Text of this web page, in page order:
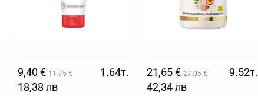
9,40 € 11.75 €
1.64т.
18,38 лв
21,65 € 27.05 €
9.52т.
42,34 лв